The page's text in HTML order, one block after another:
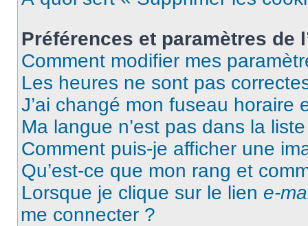
Préférences et paramètres de
Comment modifier mes
Les heures ne sont pas
J’ai changé mon fuseau horaire
Ma langue n’est pas dans la
Comment puis-je afficher une
Qu’est-ce que mon rang et
Lorsque je clique sur le lien e-
me connecter ?